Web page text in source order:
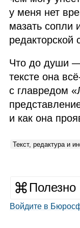
у меня нет
мазать сопли
редакторской
Что до души
тексте она
с главредом
и как она
Текст, редактура и
Полезно
Войдите в